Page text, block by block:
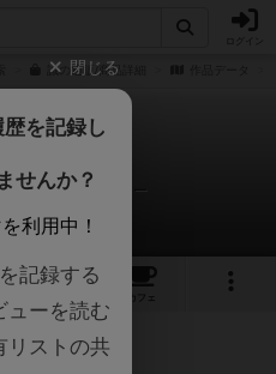
誠の通販/商品詳細
誠
家族)さんのレビュー
1
カフェ
前
閉じる
を記録し
せんか？
利用中！
記録する
ューを読む
リストの共